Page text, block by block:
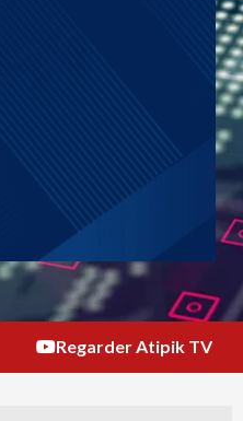
Regarder Atipik TV